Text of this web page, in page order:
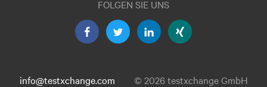
FOLGEN SIE UNS
info@testxchange.com © 2026 testxchange GmbH